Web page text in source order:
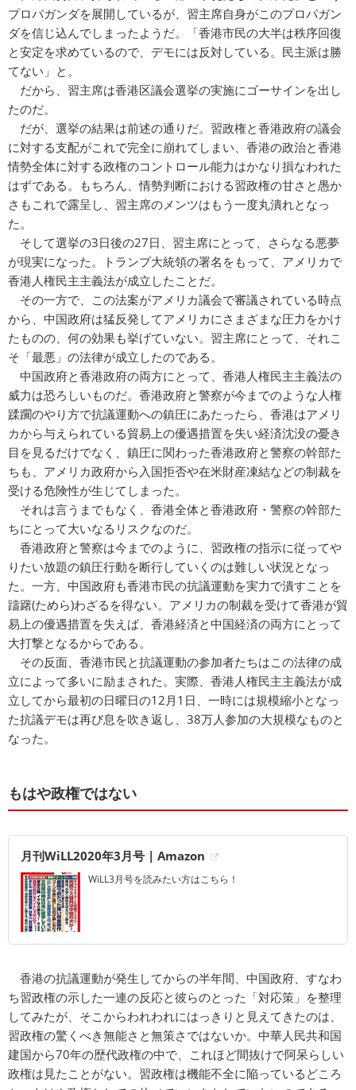
プロパガンダを展開しているが、習主席自身がこのプロパガン
ダを信じ込んでしまったようだ。「香港市民の大半は秩序回復
と安定を求めているので、デモには反対している。民主派は勝
てない」と。
だから、習主席は香港区議会選挙の実施にゴーサインを出し
たのだ。
だが、選挙の結果は前述の通りだ。習政権と香港政府の議会
に対する支配がこれで完全に崩れてしまい、香港の政治と香港
情勢全体に対する政権のコントロール能力はかなり損なわれた
はずである。もちろん、情勢判断における習政権の甘さと愚か
さもこれで露呈し、習主席のメンツはもう一度丸潰れとなっ
た。
そして選挙の3日後の27日、習主席にとって、さらなる悪夢
が現実になった。トランプ大統領の署名をもって、アメリカで
香港人権民主主義法が成立したことだ。
その一方で、この法案がアメリカ議会で審議されている時点
から、中国政府は猛反発してアメリカにさまざまな圧力をかけ
たものの、何の効果も挙げていない。習主席にとって、それこ
そ「最悪」の法律が成立したのである。
中国政府と香港政府の両方にとって、香港人権民主主義法の
威力は恐ろしいものだ。香港政府と警察が今までのような人権
蹂躙のやり方で抗議運動への鎮圧にあたったら、香港はアメリ
カから与えられている貿易上の優遇措置を失い経済沈没の憂き
目を見るだけでなく、鎮圧に関わった香港政府と警察の幹部た
ちも、アメリカ政府から入国拒否や在米財産凍結などの制裁を
受ける危険性が生じてしまった。
それは言うまでもなく、香港全体と香港政府・警察の幹部た
ちにとって大いなるリスクなのだ。
香港政府と警察は今までのように、習政権の指示に従ってや
りたい放題の鎮圧行動を断行していくのは難しい状況となっ
た。一方、中国政府も香港市民の抗議運動を実力で潰すことを
躊躇(ためら)わざるを得ない。アメリカの制裁を受けて香港が貿
易上の優遇措置を失えば、香港経済と中国経済の両方にとって
大打撃となるからである。
その反面、香港市民と抗議運動の参加者たちはこの法律の成
立によって多いに励まされた。実際、香港人権民主主義法が成
立してから最初の日曜日の12月1日、一時には規模縮小となっ
た抗議デモは再び息を吹き返し、38万人参加の大規模なものと
なった。
もはや政権ではない
月刊WiLL2020年3月号 | Amazon
WiLL3月号を読みたい方はこちら！
香港の抗議運動が発生してからの半年間、中国政府、すなわ
ち習政権の示した一連の反応と彼らのとった「対応策」を整理
してみたが、そこからわれわれにはっきりと見えてきたのは、
習政権の驚くべき無能さと無策さではないか。中華人民共和国
建国から70年の歴代政権の中で、これほど間抜けで阿呆らしい
政権は見たことがない。習政権は機能不全に陥っているどころ